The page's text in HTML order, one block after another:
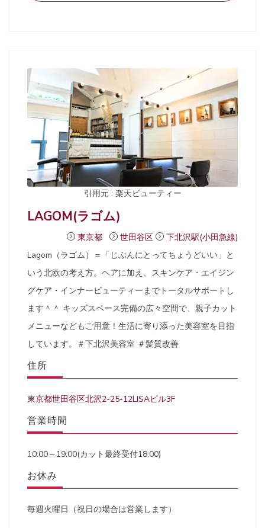
引用元 : 楽天ビューティー
LAGOM(ラゴム)
東京都 世田谷区
下北沢駅(小田急線)
Lagom（ラゴム）＝「じぶんにとってちょうどいい」と
いう北欧の考え方。ヘアに加え、スキンケア・エイジン
グケア・インナービューティーまでトータルサポートし
ます＾＾ キッズスペース完備の広々空間で、親子カット
メニューなどもご用意！生活に寄り添った美容室を目指
しています。＃下北沢美容室 ＃髪質改善
住所
東京都世田谷区北沢2-25-12LISAビル3F
営業時間
10:00～19:00(カット最終受付18:00)
お休み
毎週火曜日（祝日の場合は営業します）